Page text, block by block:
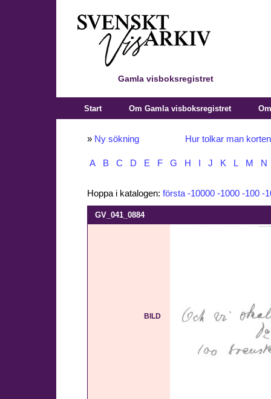
Gamla visboksregistret
Start Om Gamla visboksregistret
» Ny sökning Hur tolkar man
A B C D E F G H J K L M N
Hoppa i katalogen: första -10000 -1000 -100 -
GV_041_0884
BILD